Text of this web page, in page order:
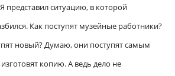
представил ситуацию, в которой
Как поступят музейные работники?
новый? Думаю, они поступят самым
копию. А ведь дело не